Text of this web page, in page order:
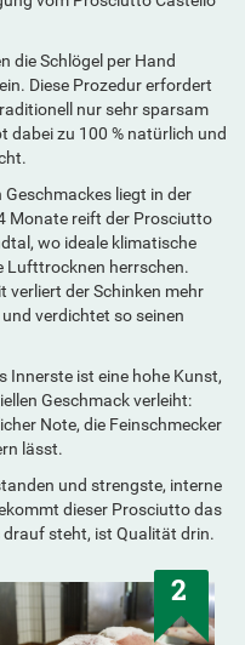
die Schlögel per Hand
Diese Prozedur erfordert
nur sehr sparsam
dabei zu 100 % natürlich und
Geschmackes liegt in der
Monate reift der Prosciutto
wo ideale klimatische
Lufttrocknen herrschen.
verliert der Schinken mehr
verdichtet so seinen
Innerste ist eine hohe Kunst,
Geschmack verleiht:
Note, die Feinschmecker
lässt.
und strengste, interne
dieser Prosciutto das
drauf steht, ist Qualität drin.
2